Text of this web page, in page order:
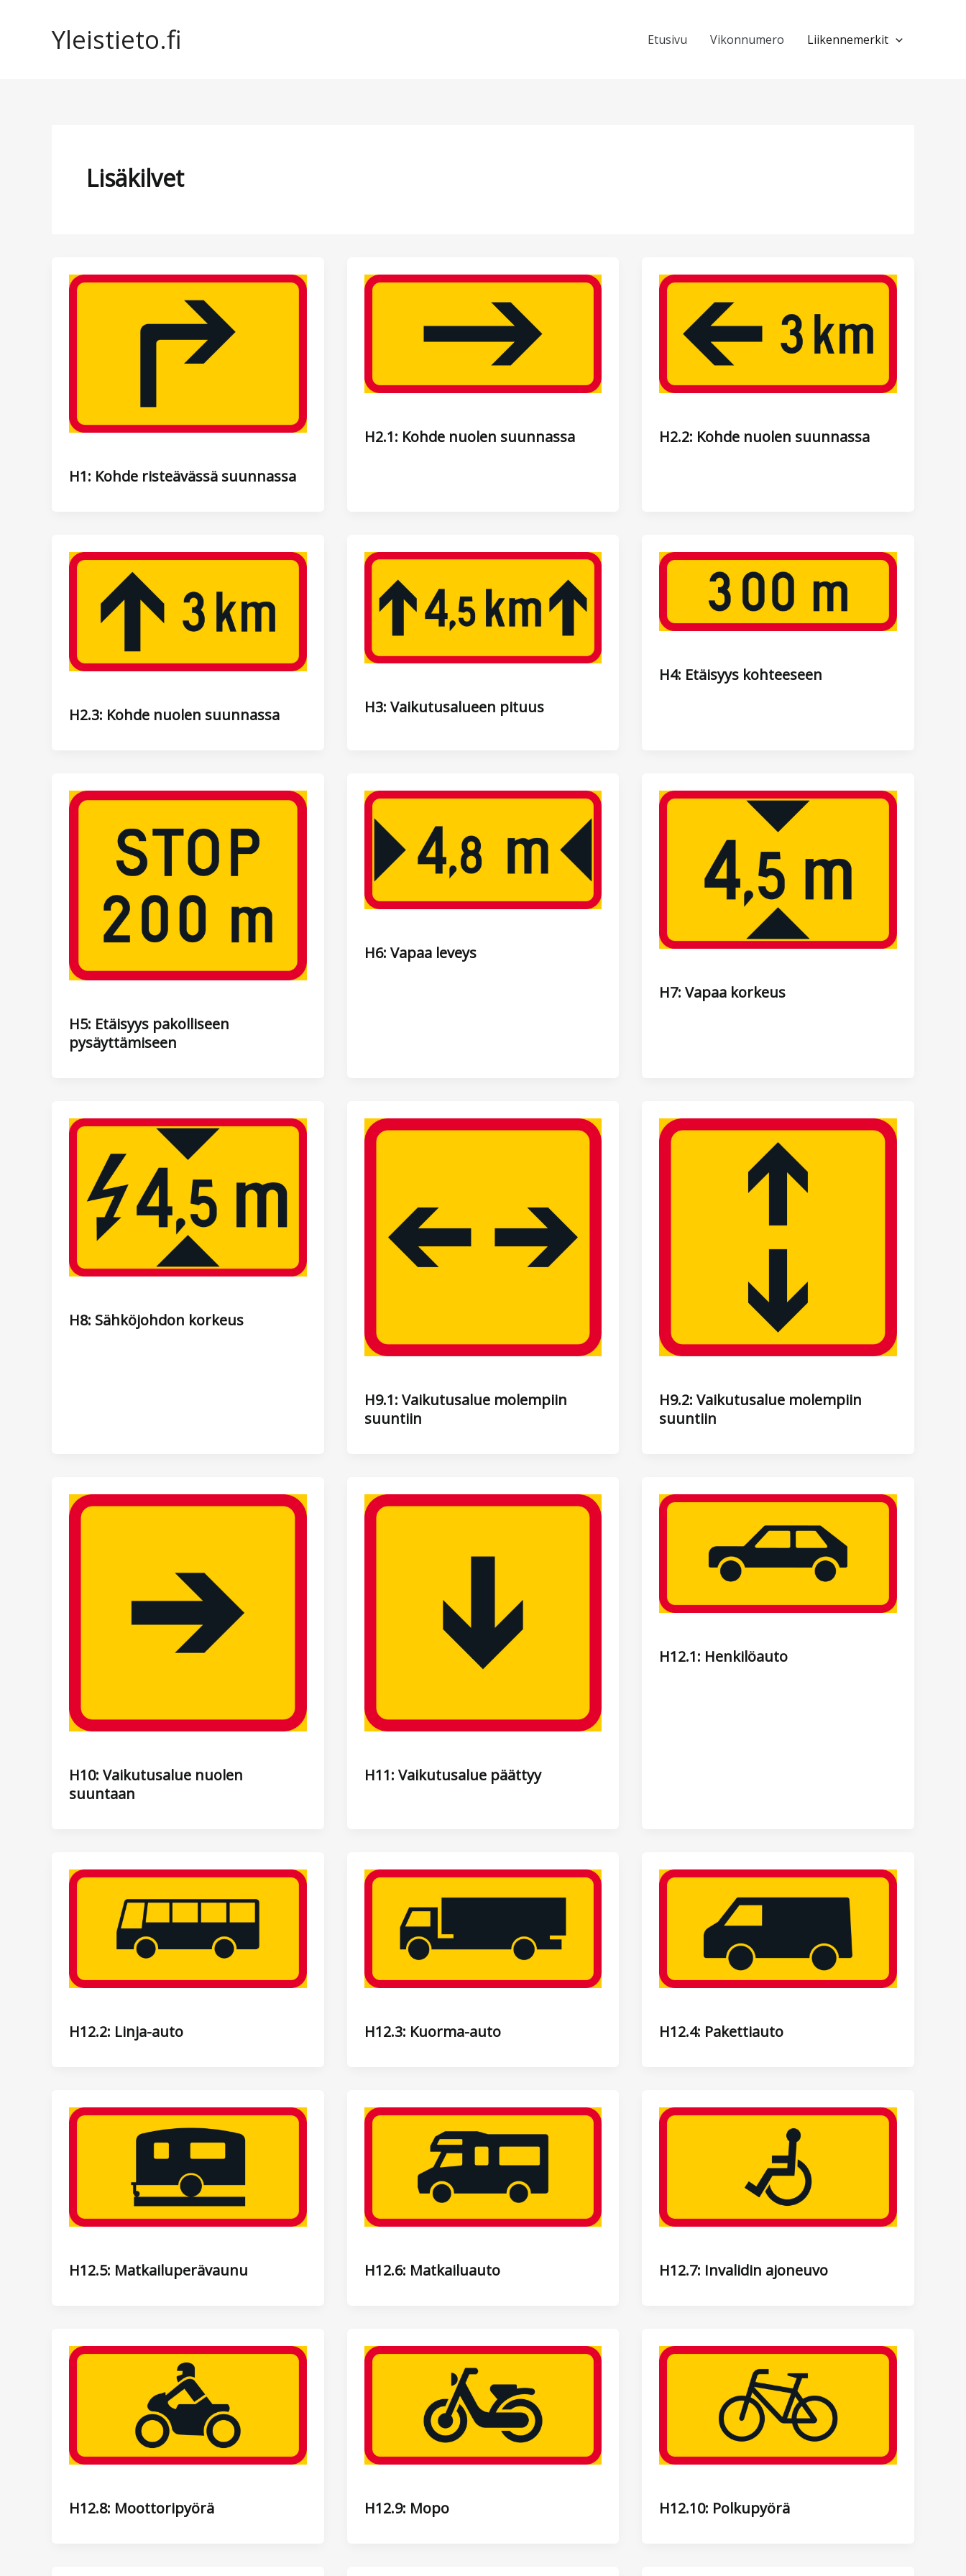
Yleistieto.fi Etusivu Vikonnumero Liikennemerkit
Lisäkilvet
H1: Kohde risteävässä suunnassa
H2.1: Kohde nuolen suunnassa H2.2: Kohde nuolen suunnassa
H2.3: Kohde nuolen suunnassa H3: Vaikutusalueen pituus
H4: Etäisyys kohteeseen
H5: Etäisyys pakolliseen
pysäyttämiseen
H6: Vapaa leveys
H7: Vapaa korkeus
H8: Sähköjohdon korkeus
H9.1: Vaikutusalue molempiin
suuntiin
H9.2: Vaikutusalue molempiin
suuntiin
H10: Vaikutusalue nuolen
suuntaan
H11: Vaikutusalue päättyy
H12.1: Henkilöauto
H12.2: Linja-auto H12.3: Kuorma-auto H12.4: Pakettiauto
H12.5: Matkailuperävaunu H12.6: Matkailuauto H12.7: Invalidin ajoneuvo
H12.8: Moottoripyörä H12.9: Mopo H12.10: Polkupyörä